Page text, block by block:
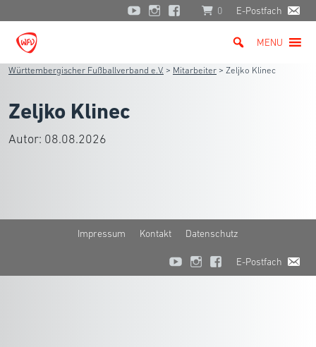
0 E-Postfach
MENU
Württembergischer Fußballverband e.V. > Mitarbeiter > Zeljko Klinec
Zeljko Klinec
Autor: 08.08.2026
Impressum Kontakt Datenschutz
E-Postfach